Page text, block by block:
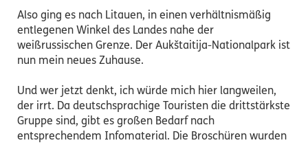
Also ging es nach Litauen, in einen verhältnismäßig
entlegenen Winkel des Landes nahe der
weißrussischen Grenze. Der Aukštaitija-Nationalpark ist
nun mein neues Zuhause.
Und wer jetzt denkt, ich würde mich hier langweilen,
der irrt. Da deutschsprachige Touristen die drittstärkste
Gruppe sind, gibt es großen Bedarf nach
entsprechendem Infomaterial. Die Broschüren wurden